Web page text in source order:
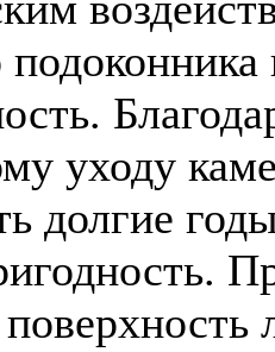
уходу
долгие